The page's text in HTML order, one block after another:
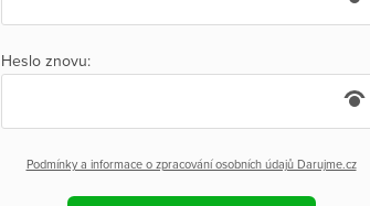
Heslo znovu:
Podmínky a informace o zpracování osobních údajů Darujme.cz